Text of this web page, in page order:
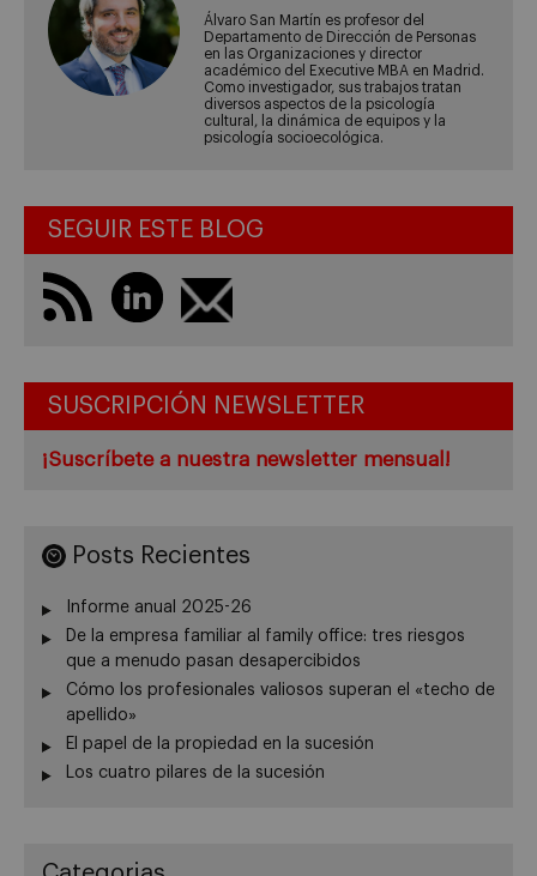
Álvaro San Martín es profesor del
Departamento de Dirección de Personas
en las Organizaciones y director
académico del Executive MBA en Madrid.
Como investigador, sus trabajos tratan
diversos aspectos de la psicología
cultural, la dinámica de equipos y la
psicología socioecológica.
SEGUIR ESTE BLOG
SUSCRIPCIÓN NEWSLETTER
¡Suscríbete a nuestra newsletter mensual!
Posts Recientes
Informe anual 2025-26
De la empresa familiar al family office: tres riesgos
que a menudo pasan desapercibidos
Cómo los profesionales valiosos superan el «techo de
apellido»
El papel de la propiedad en la sucesión
Los cuatro pilares de la sucesión